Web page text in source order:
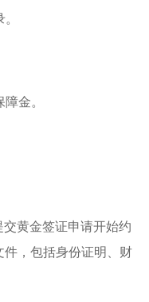
金。
黄金签证申请开始约
件，包括身份证明、财